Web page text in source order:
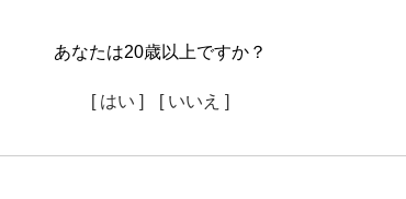
あなたは20歳以上ですか？
[ はい ] [ いいえ ]